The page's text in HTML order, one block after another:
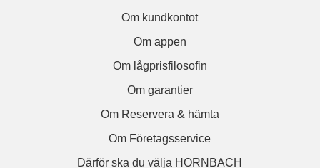
Om kundkontot
Om appen
Om lågprisfilosofin
Om garantier
Om Reservera & hämta
Om Företagsservice
Därför ska du välja HORNBACH